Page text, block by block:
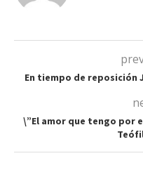
En tiempo de reposición
\”El amor que tengo por